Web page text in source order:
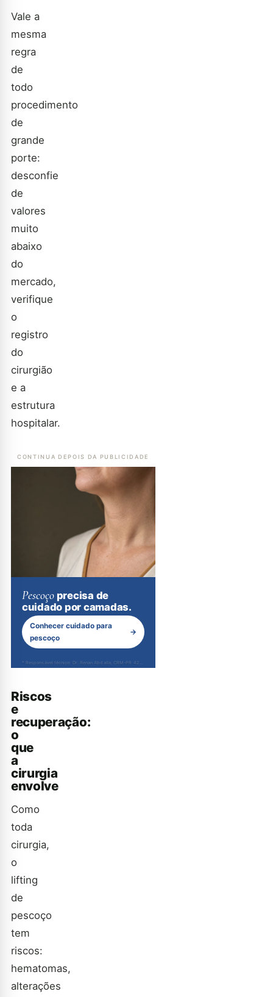
Vale a
mesma
regra
de
todo
procedimento
de
grande
porte:
desconfie
de
valores
muito
abaixo
do
mercado,
verifique
o
registro
do
cirurgião
e a
estrutura
hospitalar.
CONTINUA DEPOIS DA PUBLICIDADE
Pescoçoprecisa de
cuidado por camadas.
Conhecer cuidado para
pescoço
→
Riscos
e
recuperação:
o
que
a
cirurgia
envolve
Como
toda
cirurgia,
o
lifting
de
pescoço
tem
riscos:
hematomas,
alterações